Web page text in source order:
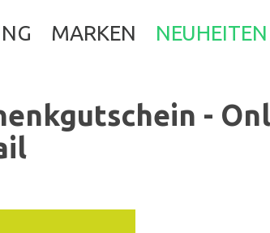
MARKEN NEUHEITEN
-